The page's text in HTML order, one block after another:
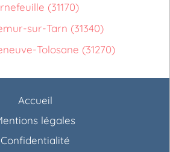
(31170)
sur-Tarn (31340)
Tolosane (31270)
Accueil
légales
Confidentialité